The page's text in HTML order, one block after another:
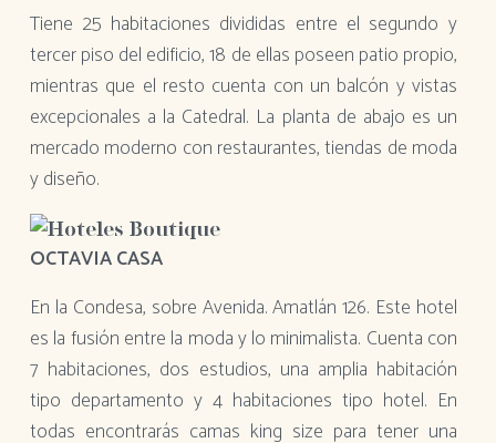
Tiene 25 habitaciones divididas entre el segundo y
tercer piso del edificio, 18 de ellas poseen patio propio,
mientras que el resto cuenta con un balcón y vistas
excepcionales a la Catedral. La planta de abajo es un
mercado moderno con restaurantes, tiendas de moda
y diseño.
OCTAVIA CASA
En la Condesa, sobre ​​Avenida. Amatlán 126. Este hotel
es la fusión entre la moda y lo minimalista. Cuenta con
7 habitaciones, dos estudios, una amplia habitación
tipo departamento y 4 habitaciones tipo hotel. En
todas encontrarás camas king size para tener una